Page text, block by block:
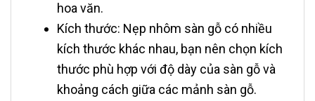
hoa văn.
Kích thước: Nẹp nhôm sàn gỗ có nhiều
kích thước khác nhau, bạn nên chọn kích
thước phù hợp với độ dày của sàn gỗ và
khoảng cách giữa các mảnh sàn gỗ.